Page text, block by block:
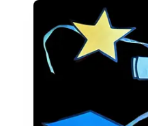
Configuration sans
Engagement adapté
Affichage flexible - à
Facile à